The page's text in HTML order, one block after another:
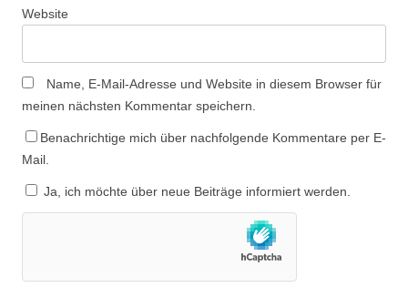
Website
Name, E-Mail-Adresse und Website in diesem Browser für
meinen nächsten Kommentar speichern.
Benachrichtige mich über nachfolgende Kommentare per E-
Mail.
Ja, ich möchte über neue Beiträge informiert werden.